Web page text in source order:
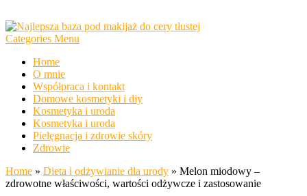
Categories Menu
Home
O mnie
Współpraca i kontakt
Domowe kosmetyki i diy
Kosmetyka i uroda
Kosmetyka i uroda
Pielęgnacja i zdrowie skóry
Zdrowie
Home » Dieta i odżywianie dla urody » Melon miodowy –
zdrowotne właściwości, wartości odżywcze i zastosowanie